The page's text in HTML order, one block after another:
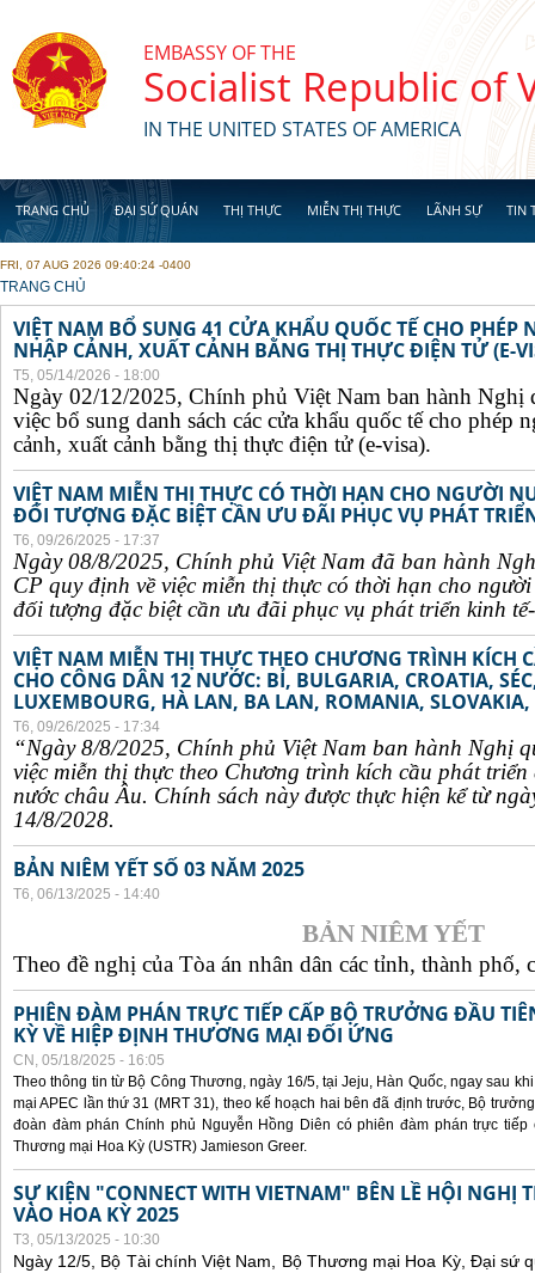
EMBASSY OF THE
Socialist Republic of
IN THE UNITED STATES OF AMERICA
TRANG CHỦ ĐẠI SỨ QUÁN THỊ THỰC MIỄN THỊ THỰC LÃNH SỰ TIN
FRI, 07 AUG 2026 09:40:24 -0400
YOU ARE HERE
TRANG CHỦ
VIỆT NAM BỔ SUNG 41 CỬA KHẨU QUỐC TẾ CHO
NHẬP CẢNH, XUẤT CẢNH BẰNG THỊ THỰC ĐIỆN TỬ (E-
T5, 05/14/2026 - 18:00
Ngày 02/12/2025, Chính phủ Việt Nam ban hành Nghị
việc bổ sung danh sách các cửa khẩu quốc tế cho phép
cảnh, xuất cảnh bằng thị thực điện tử (e-visa).
VIỆT NAM MIỄN THỊ THỰC CÓ THỜI HẠN CHO NGƯỜI
ĐỐI TƯỢNG ĐẶC BIỆT CẦN ƯU ĐÃI PHỤC VỤ PHÁT
T6, 09/26/2025 - 17:37
Ngày 08/8/2025, Chính phủ Việt Nam đã ban hành
CP quy định về việc miễn thị thực có thời hạn cho
đối tượng đặc biệt cần ưu đãi phục vụ phát triển kinh
VIỆT NAM MIỄN THỊ THỰC THEO CHƯƠNG TRÌNH KÍCH
CHO CÔNG DÂN 12 NƯỚC: BỈ, BULGARIA, CROATIA,
LUXEMBOURG, HÀ LAN, BA LAN, ROMANIA, SLOVAKIA,
T6, 09/26/2025 - 17:34
“Ngày 8/8/2025, Chính phủ Việt Nam ban hành Nghị
việc miễn thị thực theo Chương trình kích cầu phát
nước châu Âu. Chính sách này được thực hiện kể từ
14/8/2028.
BẢN NIÊM YẾT SỐ 03 NĂM 2025
T6, 06/13/2025 - 14:40
BẢN NIÊM YẾT
Theo đề nghị của Tòa án nhân dân các tỉnh, thành phố,
PHIÊN ĐÀM PHÁN TRỰC TIẾP CẤP BỘ TRƯỞNG ĐẦU
KỲ VỀ HIỆP ĐỊNH THƯƠNG MẠI ĐỐI ỨNG
CN, 05/18/2025 - 16:05
Theo thông tin từ Bộ Công Thương, ngày 16/5, tại Jeju, Hàn Quốc, ngay sau
mại APEC lần thứ 31 (MRT 31), theo kế hoạch hai bên đã định trước, Bộ
đoàn đàm phán Chính phủ Nguyễn Hồng Diên có phiên đàm phán trực
Thương mại Hoa Kỳ (USTR) Jamieson Greer.
SỰ KIỆN "CONNECT WITH VIETNAM" BÊN LỀ HỘI
VÀO HOA KỲ 2025
T3, 05/13/2025 - 10:30
Ngày 12/5, Bộ Tài chính Việt Nam, Bộ Thương mại Hoa Kỳ, Đại sứ